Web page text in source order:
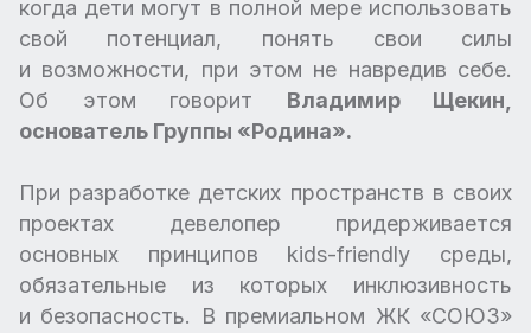
когда дети могут в полной мере использовать
свой потенциал, понять свои силы
и возможности, при этом не навредив себе.
Об этом говорит Владимир Щекин,
основатель Группы «Родина».
При разработке детских пространств в своих
проектах девелопер придерживается
основных принципов kids-friendly среды,
обязательные из которых инклюзивность
и безопасность. В премиальном ЖК «СОЮЗ»